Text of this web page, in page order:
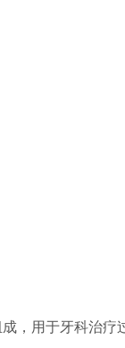
，用于牙科治疗